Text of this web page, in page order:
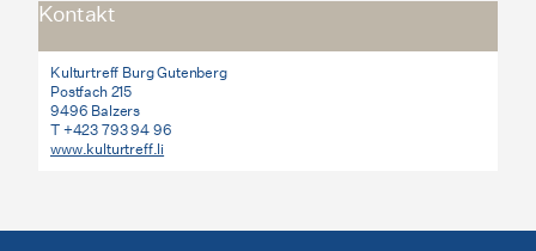
Kontakt
Kulturtreff Burg Gutenberg
Postfach 215
9496 Balzers
T +423 793 94 96
www.kulturtreff.li